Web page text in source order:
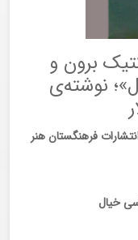
برون و
نوشته‌ی
فرهنگستان هنر
خیال